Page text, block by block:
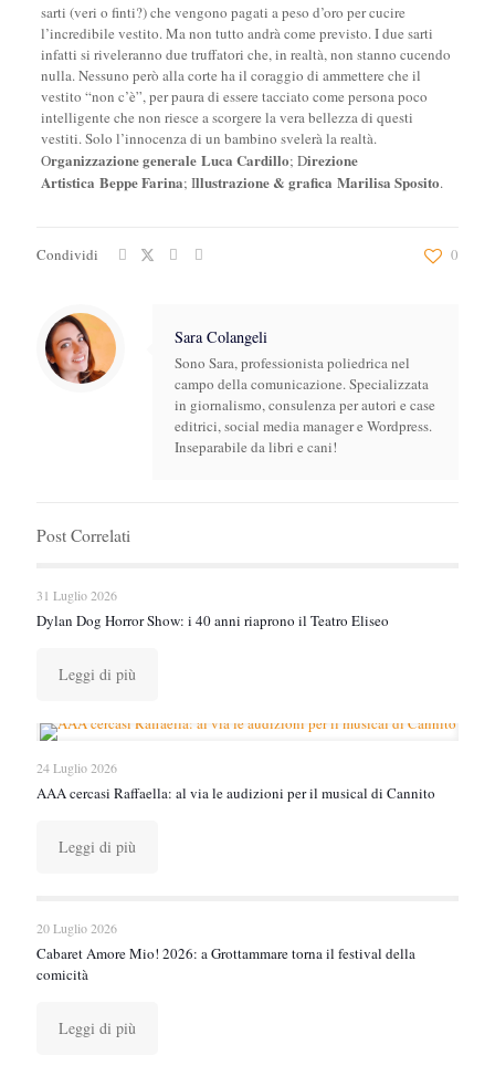
sarti (veri o finti?) che vengono pagati a peso d’oro per cucire
l’incredibile vestito. Ma non tutto andrà come previsto. I due sarti
infatti si riveleranno due truffatori che, in realtà, non stanno cucendo
nulla. Nessuno però alla corte ha il coraggio di ammettere che il
vestito “non c’è”, per paura di essere tacciato come persona poco
intelligente che non riesce a scorgere la vera bellezza di questi
vestiti. Solo l’innocenza di un bambino svelerà la realtà.
Organizzazione generale Luca Cardillo; Direzione
Artistica Beppe Farina; Illustrazione & grafica Marilisa Sposito.
Condividi 0
Sara Colangeli
Sono Sara, professionista poliedrica nel
campo della comunicazione. Specializzata
in giornalismo, consulenza per autori e case
editrici, social media manager e Wordpress.
Inseparabile da libri e cani!
Post Correlati
31 Luglio 2026
Dylan Dog Horror Show: i 40 anni riaprono il Teatro Eliseo
Leggi di più
24 Luglio 2026
AAA cercasi Raffaella: al via le audizioni per il musical di Cannito
Leggi di più
20 Luglio 2026
Cabaret Amore Mio! 2026: a Grottammare torna il festival della
comicità
Leggi di più